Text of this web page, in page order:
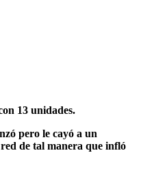
13 unidades.
pero le cayó a un
de tal manera que infló